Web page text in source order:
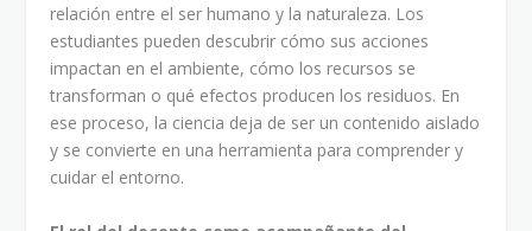
relación entre el ser humano y la naturaleza. Los
estudiantes pueden descubrir cómo sus acciones
impactan en el ambiente, cómo los recursos se
transforman o qué efectos producen los residuos. En
ese proceso, la ciencia deja de ser un contenido aislado
y se convierte en una herramienta para comprender y
cuidar el entorno.